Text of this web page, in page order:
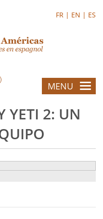
FR | EN | ES
MENU
YETI 2: UN